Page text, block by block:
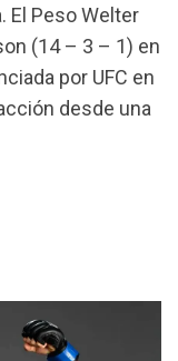
El Peso Welter
(14 – 3 – 1) en
por UFC en
desde una